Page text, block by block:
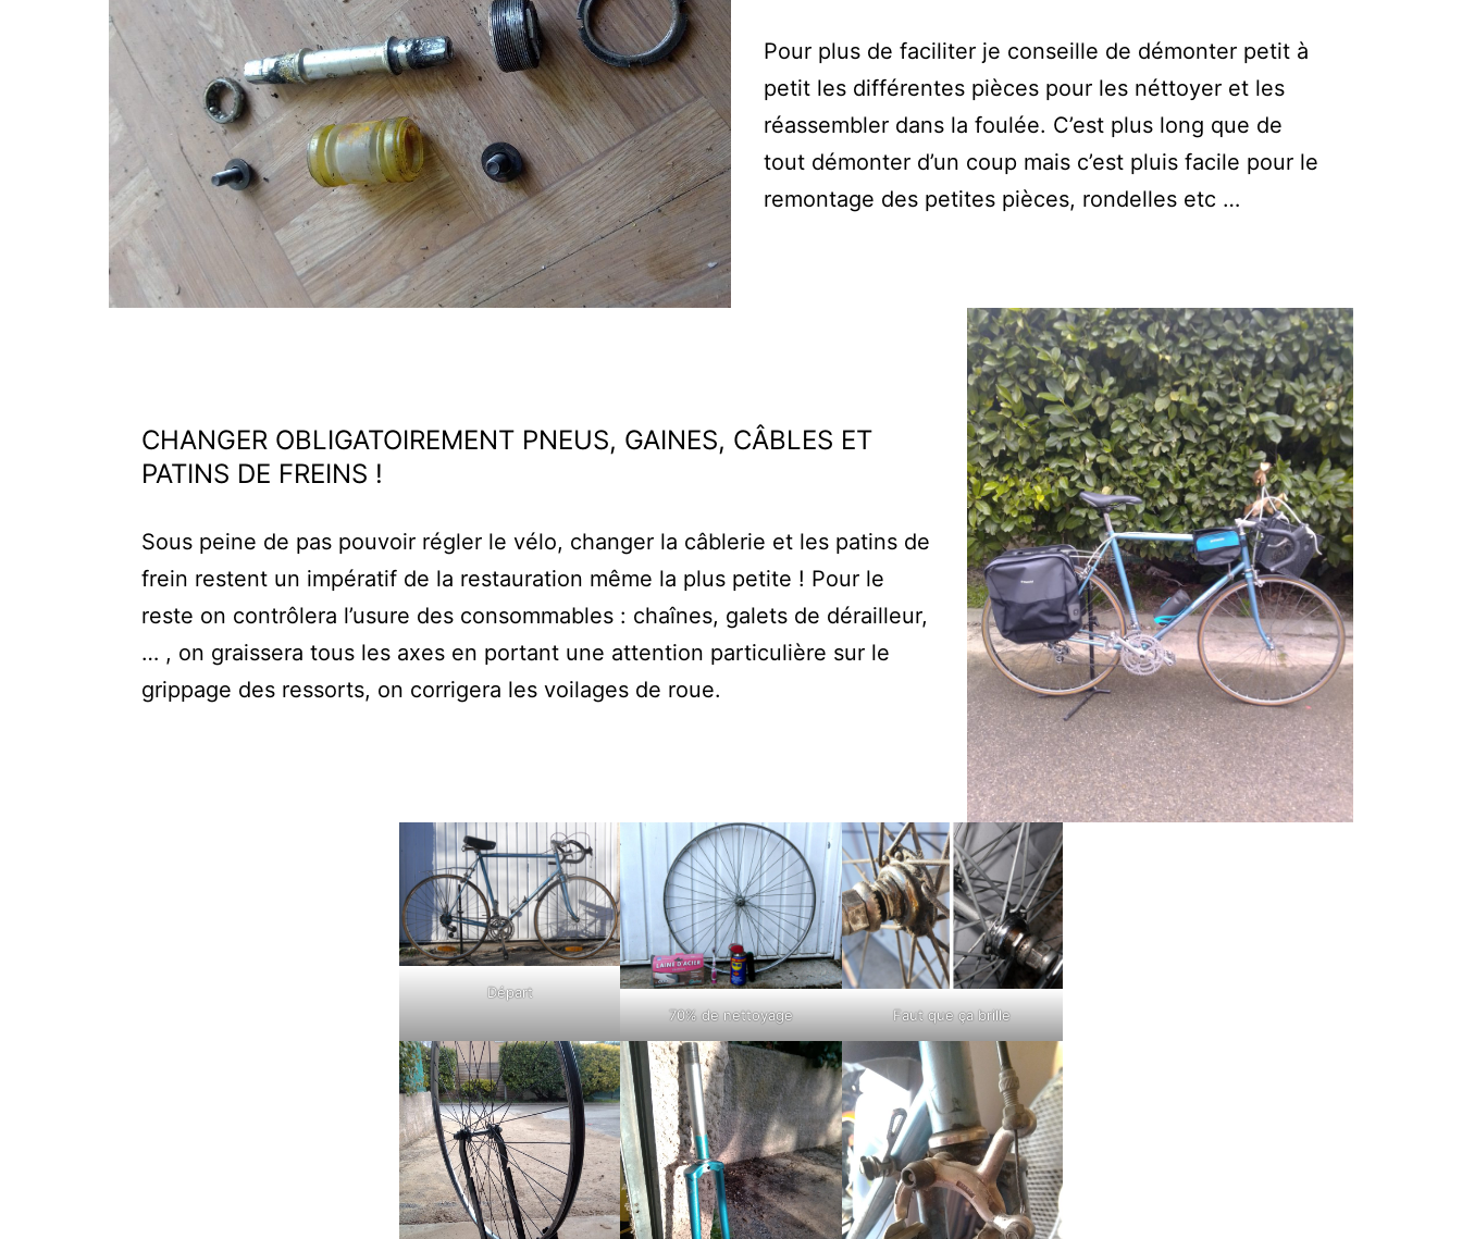
Pour plus de faciliter je conseille de démonter petit à
petit les différentes pièces pour les néttoyer et les
réassembler dans la foulée. C’est plus long que de
tout démonter d’un coup mais c’est pluis facile pour le
remontage des petites pièces, rondelles etc …
CHANGER OBLIGATOIREMENT PNEUS, GAINES, CÂBLES ET
PATINS DE FREINS !
Sous peine de pas pouvoir régler le vélo, changer la câblerie et les patins de
frein restent un impératif de la restauration même la plus petite ! Pour le
reste on contrôlera l’usure des consommables : chaînes, galets de dérailleur,
… , on graissera tous les axes en portant une attention particulière sur le
grippage des ressorts, on corrigera les voilages de roue.
Départ
70% de nettoyage
Faut que ça brille